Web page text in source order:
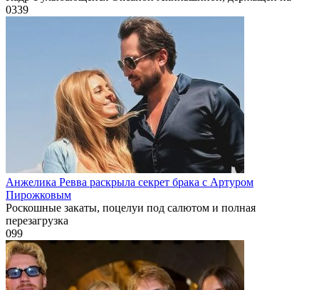
0339
Анжелика Ревва раскрыла секрет брака с Артуром
Пирожковым
Роскошные закаты, поцелуи под салютом и полная
перезагрузка
099